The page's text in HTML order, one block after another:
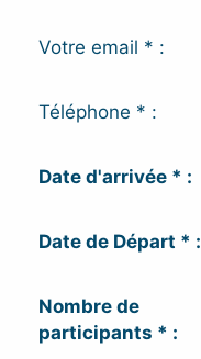
Votre email * :
Téléphone * :
Date d'arrivée * :
Date de Départ * :
Nombre de
participants * :